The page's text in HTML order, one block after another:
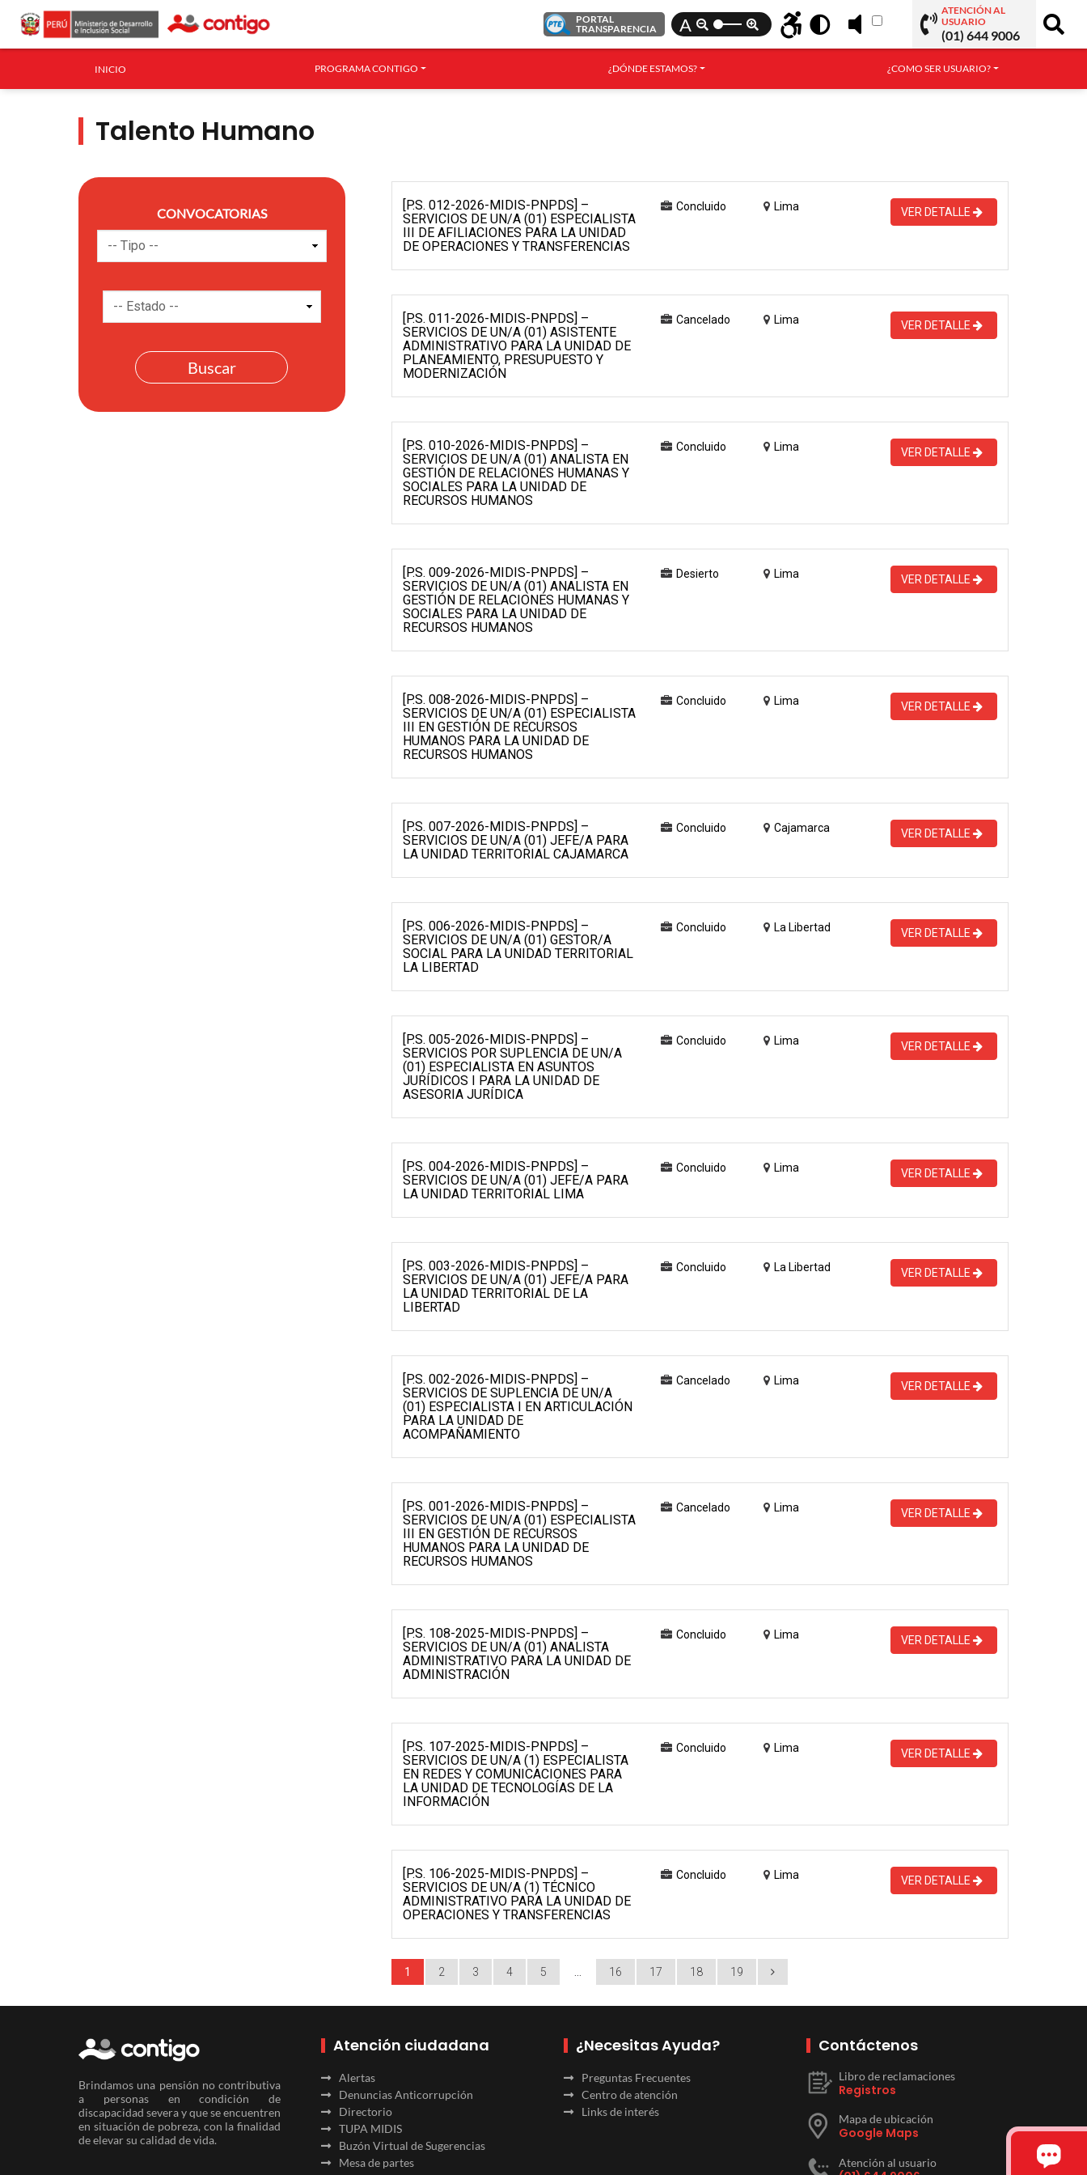
PORTAL
TRANSPARENCIA
A
ATENCIÓN AL
USUARIO
(01) 644 9006
INICIO PROGRAMA CONTIGO ¿DÓNDE ESTAMOS? ¿COMO SER USUARIO?
Talento Humano
CONVOCATORIAS
[P.S. 012-2026-MIDIS-PNPDS] –
SERVICIOS DE UN/A (01) ESPECIALISTA
III DE AFILIACIONES PARA LA UNIDAD
DE OPERACIONES Y TRANSFERENCIAS
Concluido Lima VER DETALLE
[P.S. 011-2026-MIDIS-PNPDS] –
SERVICIOS DE UN/A (01) ASISTENTE
ADMINISTRATIVO PARA LA UNIDAD DE
PLANEAMIENTO, PRESUPUESTO Y
MODERNIZACIÓN
Cancelado Lima VER DETALLE
[P.S. 010-2026-MIDIS-PNPDS] –
SERVICIOS DE UN/A (01) ANALISTA EN
GESTIÓN DE RELACIONES HUMANAS Y
SOCIALES PARA LA UNIDAD DE
RECURSOS HUMANOS
Concluido Lima VER DETALLE
[P.S. 009-2026-MIDIS-PNPDS] –
SERVICIOS DE UN/A (01) ANALISTA EN
GESTIÓN DE RELACIONES HUMANAS Y
SOCIALES PARA LA UNIDAD DE
RECURSOS HUMANOS
Desierto Lima VER DETALLE
[P.S. 008-2026-MIDIS-PNPDS] –
SERVICIOS DE UN/A (01) ESPECIALISTA
III EN GESTIÓN DE RECURSOS
HUMANOS PARA LA UNIDAD DE
RECURSOS HUMANOS
Concluido Lima VER DETALLE
[P.S. 007-2026-MIDIS-PNPDS] –
SERVICIOS DE UN/A (01) JEFE/A PARA
LA UNIDAD TERRITORIAL CAJAMARCA
Concluido Cajamarca VER DETALLE
[P.S. 006-2026-MIDIS-PNPDS] –
SERVICIOS DE UN/A (01) GESTOR/A
SOCIAL PARA LA UNIDAD TERRITORIAL
LA LIBERTAD
Concluido La Libertad VER DETALLE
[P.S. 005-2026-MIDIS-PNPDS] –
SERVICIOS POR SUPLENCIA DE UN/A
(01) ESPECIALISTA EN ASUNTOS
JURÍDICOS I PARA LA UNIDAD DE
ASESORIA JURÍDICA
Concluido Lima VER DETALLE
[P.S. 004-2026-MIDIS-PNPDS] –
SERVICIOS DE UN/A (01) JEFE/A PARA
LA UNIDAD TERRITORIAL LIMA
Concluido Lima VER DETALLE
[P.S. 003-2026-MIDIS-PNPDS] –
SERVICIOS DE UN/A (01) JEFE/A PARA
LA UNIDAD TERRITORIAL DE LA
LIBERTAD
Concluido La Libertad VER DETALLE
[P.S. 002-2026-MIDIS-PNPDS] –
SERVICIOS DE SUPLENCIA DE UN/A
(01) ESPECIALISTA I EN ARTICULACIÓN
PARA LA UNIDAD DE
ACOMPAÑAMIENTO
Cancelado Lima VER DETALLE
[P.S. 001-2026-MIDIS-PNPDS] –
SERVICIOS DE UN/A (01) ESPECIALISTA
III EN GESTIÓN DE RECURSOS
HUMANOS PARA LA UNIDAD DE
RECURSOS HUMANOS
Cancelado Lima VER DETALLE
[P.S. 108-2025-MIDIS-PNPDS] –
SERVICIOS DE UN/A (01) ANALISTA
ADMINISTRATIVO PARA LA UNIDAD DE
ADMINISTRACIÓN
Concluido Lima VER DETALLE
[P.S. 107-2025-MIDIS-PNPDS] –
SERVICIOS DE UN/A (1) ESPECIALISTA
EN REDES Y COMUNICACIONES PARA
LA UNIDAD DE TECNOLOGÍAS DE LA
INFORMACIÓN
Concluido Lima VER DETALLE
[P.S. 106-2025-MIDIS-PNPDS] –
SERVICIOS DE UN/A (1) TÉCNICO
ADMINISTRATIVO PARA LA UNIDAD DE
OPERACIONES Y TRANSFERENCIAS
Concluido Lima VER DETALLE
1 2 3 4 5 16 17 18 19
Brindamos una pensión no contributiva
a personas en condición de
discapacidad severa y que se encuentren
en situación de pobreza, con la finalidad
de elevar su calidad de vida.
Atención ciudadana
Alertas
Denuncias Anticorrupción
Directorio
TUPA MIDIS
Buzón Virtual de Sugerencias
Mesa de partes
¿Necesitas Ayuda?
Preguntas Frecuentes
Centro de atención
Links de interés
Contáctenos
Libro de reclamaciones
Registros
Mapa de ubicación
Google Maps
Atención al usuario